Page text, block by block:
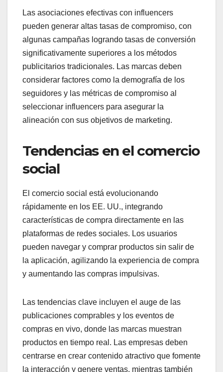
Las asociaciones efectivas con influencers
pueden generar altas tasas de compromiso, con
algunas campañas logrando tasas de conversión
significativamente superiores a los métodos
publicitarios tradicionales. Las marcas deben
considerar factores como la demografía de los
seguidores y las métricas de compromiso al
seleccionar influencers para asegurar la
alineación con sus objetivos de marketing.
Tendencias en el comercio
social
El comercio social está evolucionando
rápidamente en los EE. UU., integrando
características de compra directamente en las
plataformas de redes sociales. Los usuarios
pueden navegar y comprar productos sin salir de
la aplicación, agilizando la experiencia de compra
y aumentando las compras impulsivas.
Las tendencias clave incluyen el auge de las
publicaciones comprables y los eventos de
compras en vivo, donde las marcas muestran
productos en tiempo real. Las empresas deben
centrarse en crear contenido atractivo que fomente
la interacción y genere ventas, mientras también